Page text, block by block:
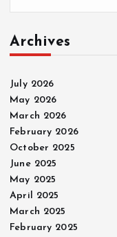
Archives
July 2026
May 2026
March 2026
February 2026
October 2025
June 2025
May 2025
April 2025
March 2025
February 2025